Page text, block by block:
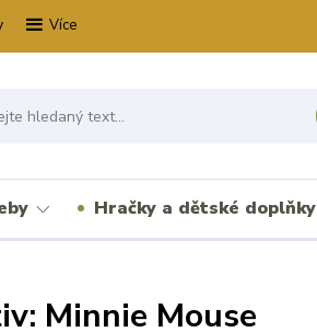
Více
Hračky a dětské doplňky
Minnie Mouse